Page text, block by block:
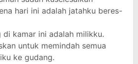
hari ini adalah jatahku beres-
di kamar ini adalah milikku.
untuk memindah semua
ke gudang.